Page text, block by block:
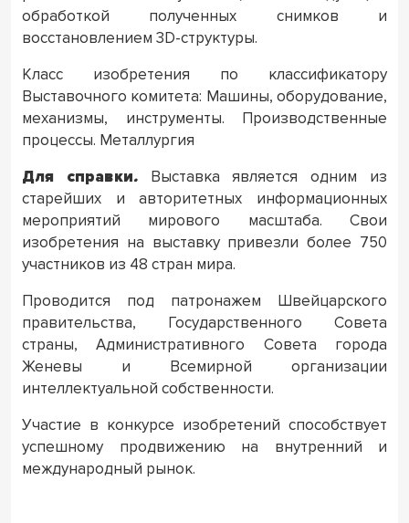
обработкой полученных снимков и
восстановлением 3D-структуры.
Класс изобретения по классификатору
Выставочного комитета: Машины, оборудование,
механизмы, инструменты. Производственные
процессы. Металлургия
Для справки.Выставка является одним из
старейших и авторитетных информационных
мероприятий мирового масштаба. Свои
изобретения на выставку привезли более 750
участников из 48 стран мира.
Проводится под патронажем Швейцарского
правительства, Государственного Совета
страны, Административного Совета города
Женевы и Всемирной организации
интеллектуальной собственности.
Участие в конкурсе изобретений способствует
успешному продвижению на внутренний и
международный рынок.